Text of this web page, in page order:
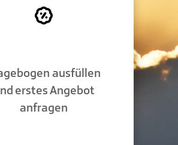
ausfüllen
erstes Angebot
anfragen